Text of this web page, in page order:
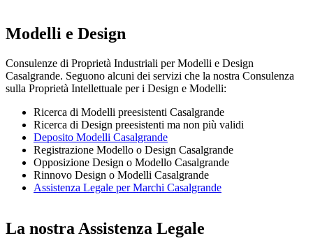
Modelli e Design
Consulenze di Proprietà Industriali per Modelli e Design
Casalgrande. Seguono alcuni dei servizi che la nostra Consulenza
sulla Proprietà Intellettuale per i Design e Modelli:
Ricerca di Modelli preesistenti Casalgrande
Ricerca di Design preesistenti ma non più validi
Deposito Modelli Casalgrande
Registrazione Modello o Design Casalgrande
Opposizione Design o Modello Casalgrande
Rinnovo Design o Modelli Casalgrande
Assistenza Legale per Marchi Casalgrande
La nostra Assistenza Legale